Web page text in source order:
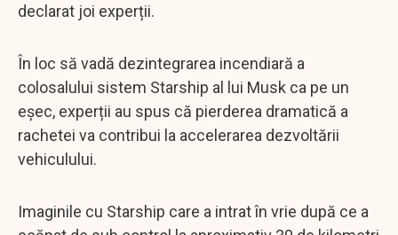
declarat joi experții.
În loc să vadă dezintegrarea incendiară a
colosalului sistem Starship al lui Musk ca pe un
eșec, experții au spus că pierderea dramatică a
rachetei va contribui la accelerarea dezvoltării
vehiculului.
Imaginile cu Starship care a intrat în vrie după ce a